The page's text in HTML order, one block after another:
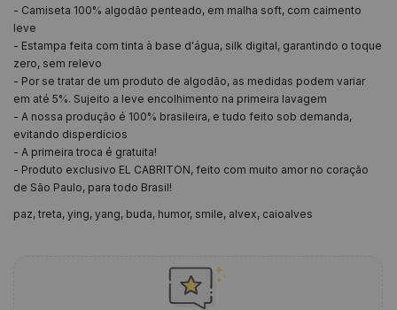
- Camiseta 100% algodão penteado, em malha soft, com caimento
leve
- Estampa feita com tinta à base d'água, silk digital, garantindo o toque
zero, sem relevo
- Por se tratar de um produto de algodão, as medidas podem variar
em até 5%. Sujeito a leve encolhimento na primeira lavagem
- A nossa produção é 100% brasileira, e tudo feito sob demanda,
evitando disperdícios
- A primeira troca é gratuita!
- Produto exclusivo EL CABRITON, feito com muito amor no coração
de São Paulo, para todo Brasil!
paz, treta, ying, yang, buda, humor, smile, alvex, caioalves